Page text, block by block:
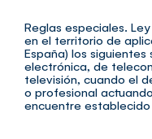
Reglas especiales.
en el territorio de
España) los
electrónica, de
televisión, cuando el
o profesional
encuentre